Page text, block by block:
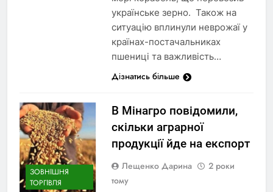
українське зерно. Також на
ситуацію вплинули неврожаї у
країнах-постачальниках
пшениці та важливість…
Дізнатись більше
ЗОВНІШНЯ
ТОРГІВЛЯ
В Мінагро повідомили,
скільки аграрної
продукції йде на експорт
Лещенко Дарина
2 роки
тому